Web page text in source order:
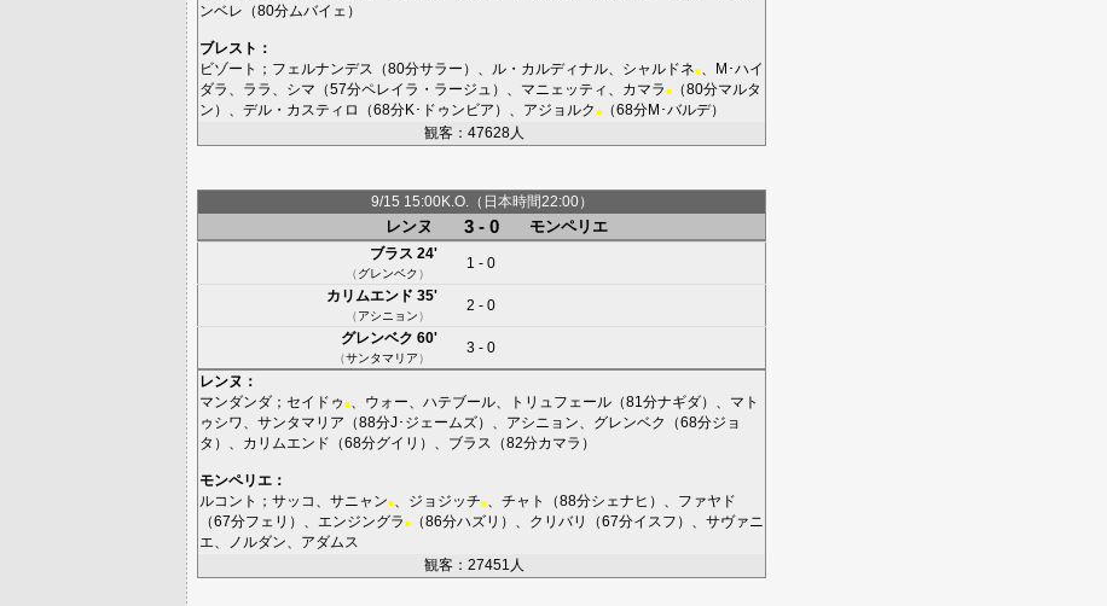
ンベレ （80分ムバイェ ）
ブレスト ：
ビゾート ； フェルナンデス （80分サラー ）、 ル・カルディナル シャルドネ■
M･ハイ
ダラ
ララ シマ （57分ペレイラ・ラージュ ）、 マニェッティ カマラ ■ （80分マルタ
ン ）、 デル・カスティロ （68分K･ドゥンビア ）、 アジョルク ■ （68分M･バルデ）
観客：47628人
9/15 15:00K.O.（日本時間22:00）
レンヌ 3 - 0 モンペリエ
ブラス 24'
（グレンベク ）
1 - 0
カリムエンド 35'
（アシニョン）
2 - 0
グレンベク 60'
（サンタマリア）
3 - 0
レンヌ ：
マンダンダ ； セイドゥ ■ ウォー ハテブール トリュフェール （81分ナギダ）、 マト
ゥシワ
サンタマリア （88分J･ジェームズ）、 アシニョン グレンベク （68分ジョ
タ ）、 カリムエンド （68分グイリ ）、 ブラス （82分カマラ ）
モンペリエ ：
ルコント ； サッコ サニャン■ ジョジッチ■ チャト （88分シェナヒ ）、 ファヤド
（67分フェリ ）、 エンジングラ ■ （86分ハズリ ）、 クリバリ （67分イスフ ）、 サヴァニ
エ
ノルダン
アダムス
観客：27451人